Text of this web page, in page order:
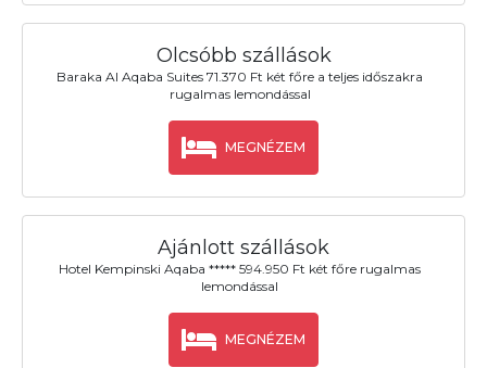
Olcsóbb szállások
Baraka Al Aqaba Suites 71.370 Ft két főre a teljes időszakra
rugalmas lemondással
MEGNÉZEM
Ajánlott szállások
Hotel Kempinski Aqaba ***** 594.950 Ft két főre rugalmas
lemondással
MEGNÉZEM